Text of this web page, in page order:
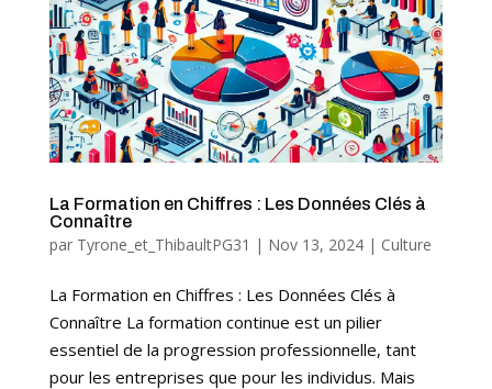
La Formation en Chiffres : Les Données Clés à
Connaître
par Tyrone_et_ThibaultPG31 | Nov 13, 2024| Culture
La Formation en Chiffres : Les Données Clés à
Connaître La formation continue est un pilier
essentiel de la progression professionnelle, tant
pour les entreprises que pour les individus. Mais